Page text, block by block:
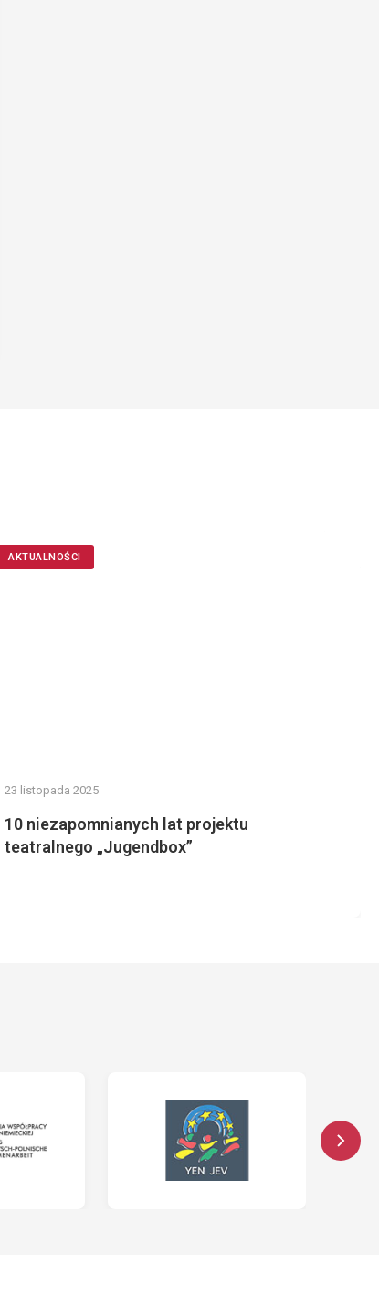
AKTUALNOŚCI
23 listopada 2025
10 niezapomnianych lat projektu
teatralnego „Jugendbox”